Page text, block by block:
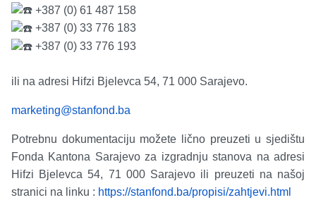
+387 (0) 61 487 158
+387 (0) 33 776 183
+387 (0) 33 776 193
ili na adresi Hifzi Bjelevca 54, 71 000 Sarajevo.
marketing@stanfond.ba
Potrebnu dokumentaciju možete lično preuzeti u sjedištu
Fonda Kantona Sarajevo za izgradnju stanova na adresi
Hifzi Bjelevca 54, 71 000 Sarajevo ili preuzeti na našoj
stranici na linku : https://stanfond.ba/propisi/zahtjevi.html